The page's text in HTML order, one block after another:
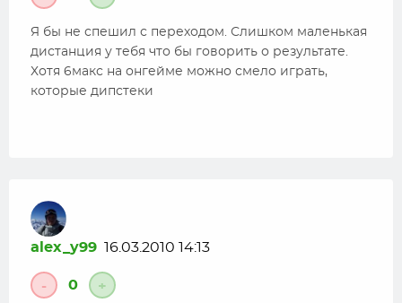
Я бы не спешил с переходом. Слишком маленькая
дистанция у тебя что бы говорить о результате.
Хотя 6макс на онгейме можно смело играть,
которые дипстеки
alex_y99 16.03.2010 14:13
- 0 +